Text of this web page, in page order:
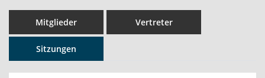
Mitglieder Vertreter
Sitzungen